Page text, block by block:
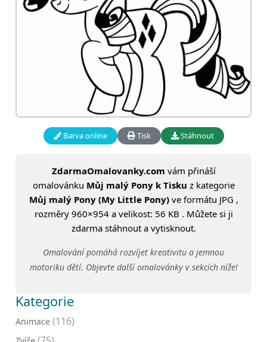
Barva online Tisk Stáhnout
ZdarmaOmalovanky.com vám přináší
omalovánku Můj malý Pony k Tisku z kategorie
Můj malý Pony (My Little Pony)ve formátu JPG ,
rozměry 960×954 a velikost: 56 KB . Můžete si ji
zdarma stáhnout a vytisknout.
Omalování pomáhá rozvíjet kreativitu a jemnou
motoriku dětí. Objevte další omalovánky v sekcích níže!
Kategorie
Animace (116)